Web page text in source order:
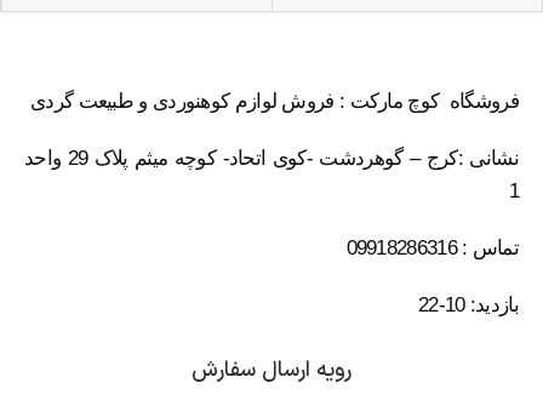
فروشگاه کوچ مارکت : فروش لوازم کوهنوردی و طبیعت گردی
نشانی :کرج – گوهردشت -کوی اتحاد- کوچه میثم پلاک 29 واحد
1
تماس : 09918286316
بازدید: 10-22
رویه ارسال سفارش